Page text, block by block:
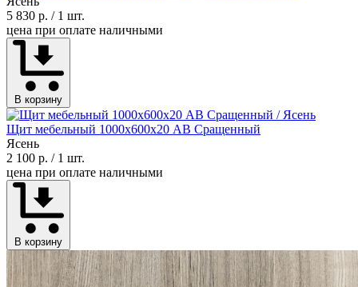
5 830 р. / 1 шт.
цена при оплате наличными
В корзину
Щит мебельный 1000х600х20 АВ Сращенный
Ясень
2 100 р. / 1 шт.
цена при оплате наличными
В корзину